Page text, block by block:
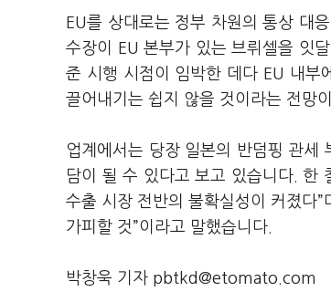
EU를 상대로는 정부 차원의 통상 대
수장이 EU 본부가 있는 브뤼셀을 잇
준 시행 시점이 임박한 데다 EU 내부
끌어내기는 쉽지 않을 것이라는 전망
업계에서는 당장 일본의 반덤핑 관세
담이 될 수 있다고 보고 있습니다. 한
수출 시장 전반의 불확실성이 커졌다
가피할 것”이라고 말했습니다.
박창욱 기자 pbtkd@etomato.com